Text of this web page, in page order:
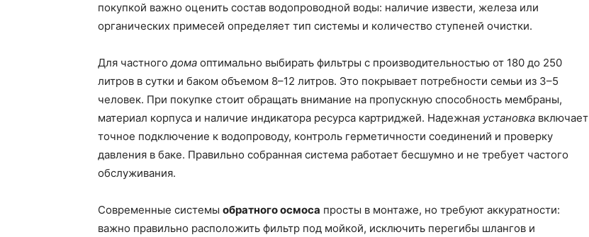
покупкой важно оценить состав водопроводной воды: наличие извести, железа или
органических примесей определяет тип системы и количество ступеней очистки.
Для частногодома оптимально выбирать фильтры с производительностью от 180 до 250
литров в сутки и баком объемом 8–12 литров. Это покрывает потребности семьи из 3–5
человек. При покупке стоит обращать внимание на пропускную способность мембраны,
материал корпуса и наличие индикатора ресурса картриджей. Надежная установка включает
точное подключение к водопроводу, контроль герметичности соединений и проверку
давления в баке. Правильно собранная система работает бесшумно и не требует частого
обслуживания.
Современные системы обратного осмоса просты в монтаже, но требуют аккуратности:
важно правильно расположить фильтр под мойкой, исключить перегибы шлангов и